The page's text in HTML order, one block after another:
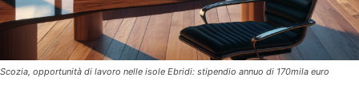
Scozia, opportunità di lavoro nelle isole Ebridi: stipendio annuo di 170mila euro